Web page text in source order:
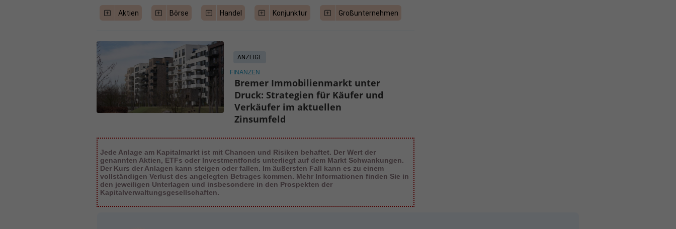
Aktien Börse Handel Konjunktur Großunternehmen
ANZEIGE
FINANZEN
Bremer Immobilienmarkt unter
Druck: Strategien für Käufer und
Verkäufer im aktuellen
Zinsumfeld
Jede Anlage am Kapitalmarkt ist mit Chancen und Risiken behaftet. Der Wert der
genannten Aktien, ETFs oder Investmentfonds unterliegt auf dem Markt Schwankungen.
Der Kurs der Anlagen kann steigen oder fallen. Im äußersten Fall kann es zu einem
vollständigen Verlust des angelegten Betrages kommen. Mehr Informationen finden Sie in
den jeweiligen Unterlagen und insbesondere in den Prospekten der
Kapitalverwaltungsgesellschaften.